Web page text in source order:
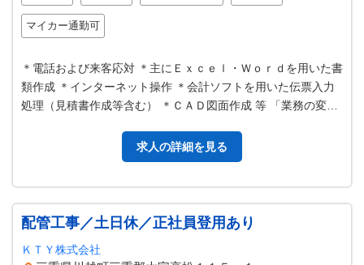
マイカー通勤可
＊電話および来客応対 ＊主にＥｘｃｅｌ・Ｗｏｒｄを用いた書
類作成 ＊インターネット操作 ＊会計ソフトを用いた伝票入力
処理（見積書作成等含む） ＊ＣＡＤ図面作成 等 「業務の変更
求人の詳細を見る
配管工事／土日休／正社員登用あり
ＫＴＹ株式会社